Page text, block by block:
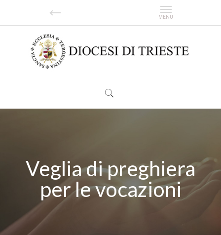
Veglia di preghiera
per le vocazioni